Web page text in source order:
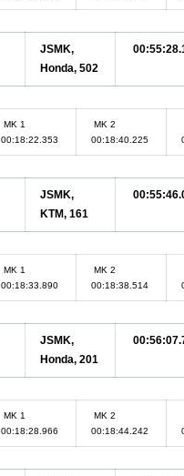
JSMK,
Honda, 502
MK 1
00:18:22.353
MK 2
00:18:40.225
JSMK,
KTM, 161
MK 1
00:18:33.890
MK 2
00:18:38.514
JSMK,
Honda, 201
MK 1
00:18:28.966
MK 2
00:18:44.242